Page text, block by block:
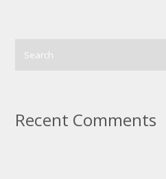
Recent Comments